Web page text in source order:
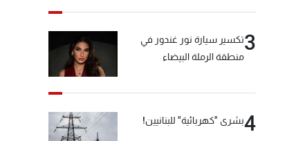
3تكسير سيارة نور غندور في
منطقة الرملة البيضاء
4بشرى "كهربائية" للبنانيين!